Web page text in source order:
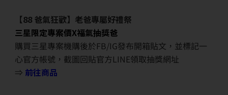
【88 爸氣狂歡】老爸專屬好禮祭
三星限定專案價X福氣抽獎爸
購買三星專案機購後於FB/IG發布開箱貼文，並標記一
心官方帳號，截圖回貼官方LINE領取抽獎網址
⇒ 前往商品